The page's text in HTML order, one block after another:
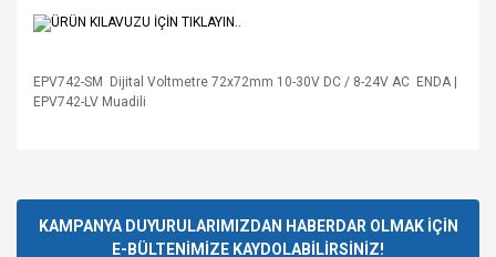
ÜRÜN KILAVUZU İÇİN TIKLAYIN..
EPV742-SM Dijital Voltmetre 72x72mm 10-30V DC / 8-24V AC ENDA |
EPV742-LV Muadili
kullanarak tarafımıza iletebilirsiniz.
Görüş ve önerileriniz için teşekkür ederiz.
ve kargolama da iyiydi.
Teşekkürler.
KAMPANYA DUYURULARIMIZDAN HABERDAR OLMAK İÇİN
E-BÜLTENİMİZE KAYDOLABİLİRSİNİZ!